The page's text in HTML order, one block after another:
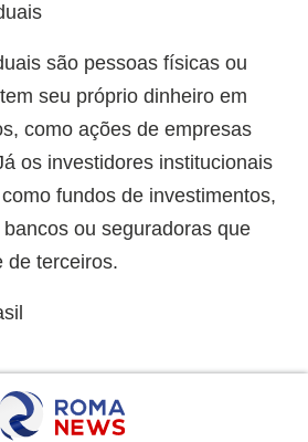
são pessoas físicas ou
seu próprio dinheiro em
como ações de empresas
os investidores institucionais
fundos de investimentos,
ou seguradoras que
de terceiros.